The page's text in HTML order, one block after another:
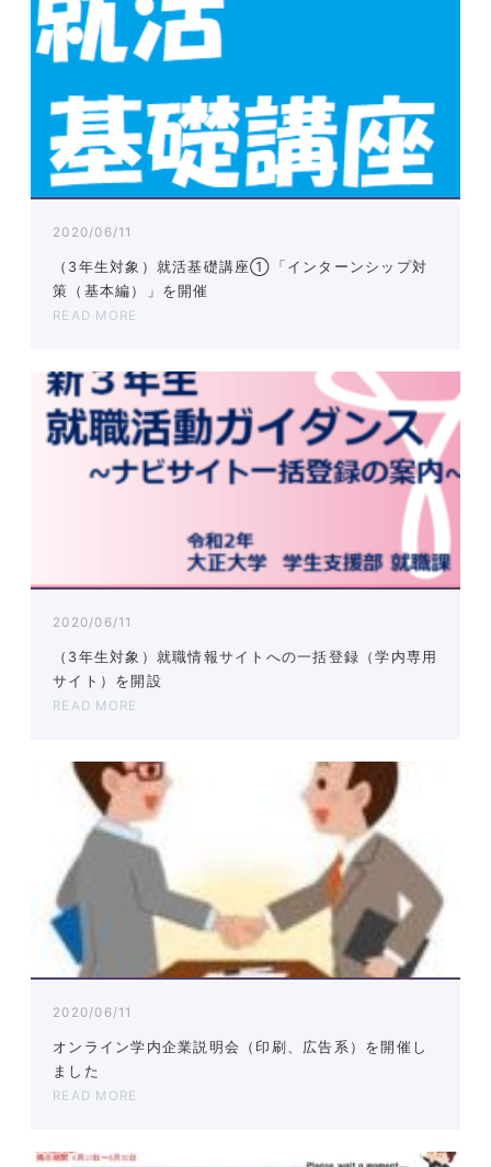
2020/06/11
（3年生対象）就活基礎講座①「インターンシップ対
策（基本編）」を開催
READ MORE
2020/06/11
（3年生対象）就職情報サイトへの一括登録（学内専用
サイト）を開設
READ MORE
2020/06/11
オンライン学内企業説明会（印刷、広告系）を開催し
ました
READ MORE